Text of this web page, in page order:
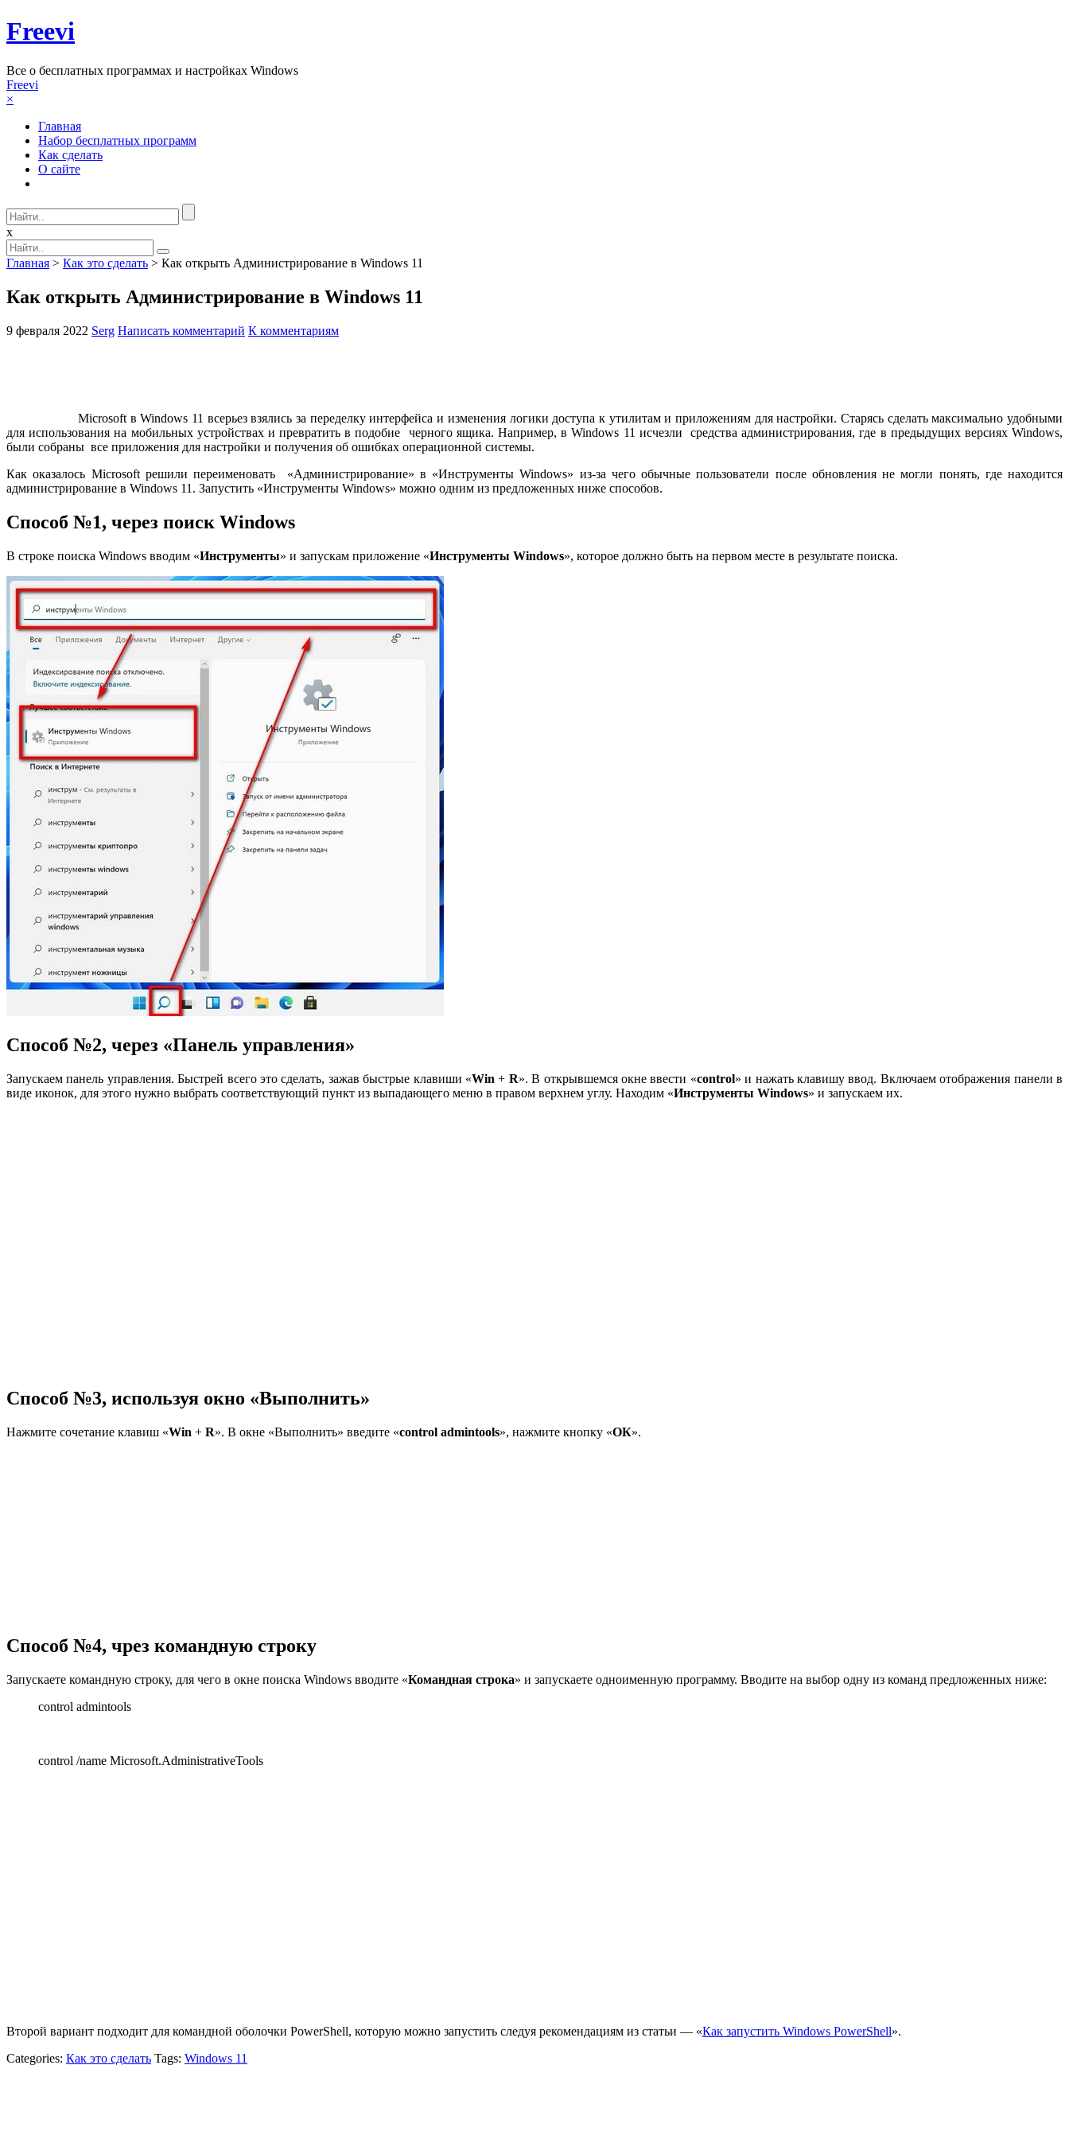
Freevi
Вcе о бесплатных программах и настройках Windows
Freevi
×
Главная
Набор бесплатных программ
Как сделать
О сайте
x
Главная > Как это сделать > Как открыть Администрирование в Windows 11
Как открыть Администрирование в Windows 11
9 февраля 2022 Serg Написать комментарий К комментариям
Microsoft в Windows 11 всерьез взялись за переделку интерфейса и изменения логики доступа к утилитам и приложениям для настройки. Старясь сделать максимально удобными
для использования на мобильных устройствах и превратить в подобие черного ящика. Например, в Windows 11 исчезли средства администрирования, где в предыдущих версиях Windows,
были собраны все приложения для настройки и получения об ошибках операционной системы.
Как оказалось Microsoft решили переименовать «Администрирование» в «Инструменты Windows» из-за чего обычные пользователи после обновления не могли понять, где находится
администрирование в Windows 11. Запустить «Инструменты Windows» можно одним из предложенных ниже способов.
Способ №1, через поиск Windows
В строке поиска Windows вводим «Инструменты» и запускам приложение «Инструменты Windows», которое должно быть на первом месте в результате поиска.
Способ №2, через «Панель управления»
Запускаем панель управления. Быстрей всего это сделать, зажав быстрые клавиши «Win + R». В открывшемся окне ввести «control» и нажать клавишу ввод. Включаем отображения панели в
виде иконок, для этого нужно выбрать соответствующий пункт из выпадающего меню в правом верхнем углу. Находим «Инструменты Windows» и запускаем их.
Способ №3, используя окно «Выполнить»
Нажмите сочетание клавиш «Win + R». В окне «Выполнить» введите «control admintools», нажмите кнопку «ОК».
Способ №4, чрез командную строку
Запускаете командную строку, для чего в окне поиска Windows вводите «Командная строка» и запускаете одноименную программу. Вводите на выбор одну из команд предложенных ниже:
control admintools
control /name Microsoft.AdministrativeTools
Второй вариант подходит для командной оболочки PowerShell, которую можно запустить следуя рекомендациям из статьи — «Как запустить Windows PowerShell».
Categories: Как это сделать Tags: Windows 11